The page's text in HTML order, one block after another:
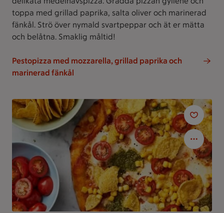
toppa med grillad paprika, salta oliver och marinerad
fänkål. Strö över nymald svartpeppar och ät er mätta
och belåtna. Smaklig måltid!
Pestopizza med mozzarella, grillad paprika och
marinerad fänkål